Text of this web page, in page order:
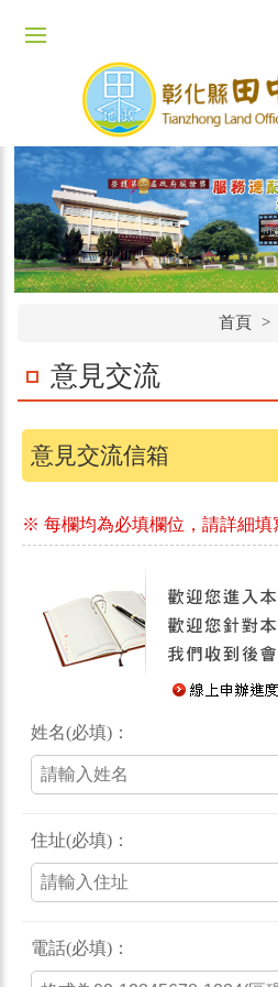
首頁 >
意見交流
意見交流信箱
※ 每欄均為必填欄位，請詳細填
姓名(必填)：
住址(必填)：
電話(必填)：